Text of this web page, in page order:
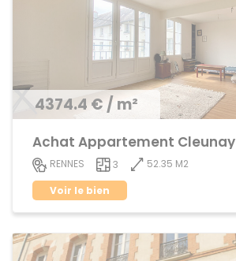
4374.4 € / m²
Achat Appartement Cleunay
RENNES 3
52.35 M2
Voir le bien